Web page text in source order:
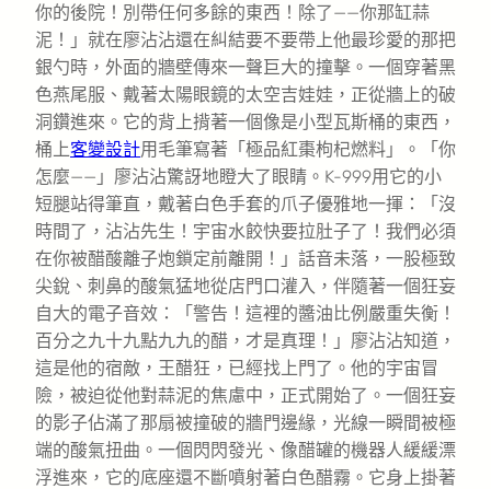
你的後院！別帶任何多餘的東西！除了——你那缸蒜
泥！」就在廖沾沾還在糾結要不要帶上他最珍愛的那把
銀勺時，外面的牆壁傳來一聲巨大的撞擊。一個穿著黑
色燕尾服、戴著太陽眼鏡的太空吉娃娃，正從牆上的破
洞鑽進來。它的背上揹著一個像是小型瓦斯桶的東西，
桶上客變設計用毛筆寫著「極品紅棗枸杞燃料」。「你
怎麼——」廖沾沾驚訝地瞪大了眼睛。K-999用它的小
短腿站得筆直，戴著白色手套的爪子優雅地一揮：「沒
時間了，沾沾先生！宇宙水餃快要拉肚子了！我們必須
在你被醋酸離子炮鎖定前離開！」話音未落，一股極致
尖銳、刺鼻的酸氣猛地從店門口灌入，伴隨著一個狂妄
自大的電子音效：「警告！這裡的醬油比例嚴重失衡！
百分之九十九點九九的醋，才是真理！」廖沾沾知道，
這是他的宿敵，王醋狂，已經找上門了。他的宇宙冒
險，被迫從他對蒜泥的焦慮中，正式開始了。一個狂妄
的影子佔滿了那扇被撞破的牆門邊緣，光線一瞬間被極
端的酸氣扭曲。一個閃閃發光、像醋罐的機器人緩緩漂
浮進來，它的底座還不斷噴射著白色醋霧。它身上掛著